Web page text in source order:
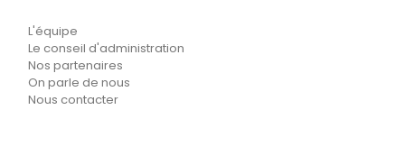
L'équipe
Le conseil d'administration
Nos partenaires
On parle de nous
Nous contacter